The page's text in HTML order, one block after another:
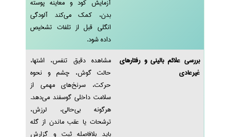
آزمایش کود و معاینه پوسته
بدن، کمک می‌کند آلودگی
انگلی قبل از تلفات تشخیص
داده شود.
بررسی علائم بالینی و رفتارهای
غیرعادی
مشاهده دقیق تنفس، اشتها،
حالت گوش، چشم و نحوه
حرکت، سرنخ‌های مهمی از
سلامت داخلی گوسفند می‌دهد.
هرگونه بی‌حالی، لرزش،
ترشحات یا عقب ماندن از گله
باید بلافاصله ثبت و گزارش